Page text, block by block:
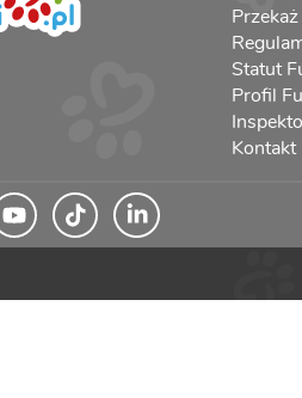
Statut
Profil
Kontakt